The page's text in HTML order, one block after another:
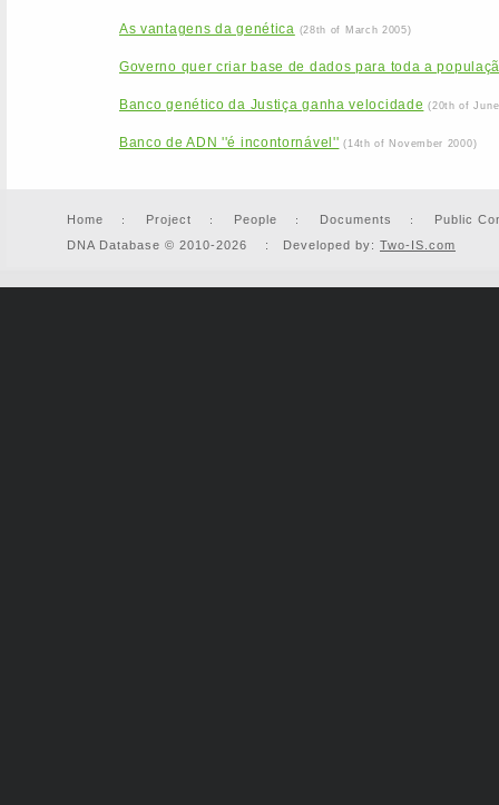
As vantagens da genética (28th of March 2005)
Governo quer criar base de dados para toda a
Banco genético da Justiça ganha velocidade (20th of
Banco de ADN ''é incontornável'' (14th of November 2000)
Home Project People Documents
Public
DNA Database © 2010-2026 : Developed by: Two-IS.com